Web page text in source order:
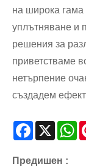
на широка гама
уплътняване и
решения за
приветстваме
нетърпение
създадем
Facebook
X
Предишен :